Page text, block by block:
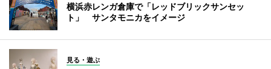
横浜赤レンガ倉庫で「レッドブリックサンセッ
ト」 サンタモニカをイメージ
見る・遊ぶ